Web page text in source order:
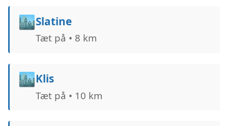
🏙️Slatine
Tæt på • 8 km
🏙️Klis
Tæt på • 10 km